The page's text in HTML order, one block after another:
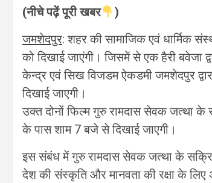
(नीचे पढ़ें पूरी खबर
)
जमशेदपुर: शहर की सामाजिक एवं धार्मिक
को दिखाई जाएंगी। जिसमें से एक हैरी बवेजा
केन्द्र एवं सिख विजडम ऐकडमी जमशेदपुर
दिखाई जाएगी।
उक्त दोनों फिल्म गुरु रामदास सेवक जत्था के
के पास शाम 7 बजे से दिखाई जाएगी।
इस संबंध में गुरु रामदास सेवक जत्था के
देश की संस्कृति और मानवता की रक्षा के लिए